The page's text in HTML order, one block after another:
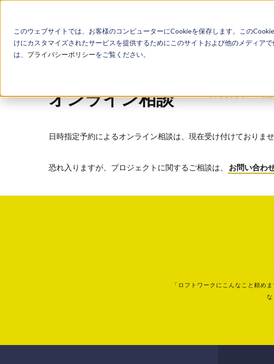
このウェブサイトでは、お客様のコンピューターにCookieを保存します。この
けにカスタマイズされたサービスを提供するためにこのサイトおよび他のメディア
は、 プライバシーポリシーをご覧ください。
About
オンライン相談 日時予約でのご相
日時指定予約によるオンライン相談は、現在受け付けておりませ
恐れ入りますが、プロジェクトに関するご相談は、 お問い合わ
「ロフトワークにこんなこと頼め